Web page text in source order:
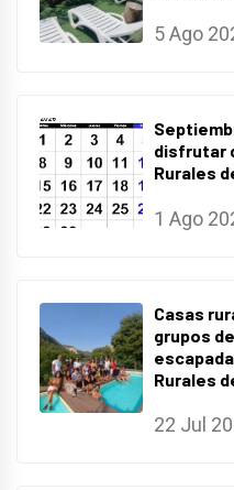
5 Ago
disfrutar
Rurales
1 Ago
Casas
grupos
Rurales
22 Jul